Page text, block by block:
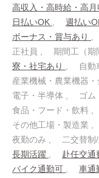
高収入・高時給・高月
日払いOK
週払い
ボーナス・賞与あり
正社員
期間工（期
寮・社宅あり
自動
産業機械・農業機器・
電子・半導体
ゴム
食品・フード・飲料
その他工場・製造業
夜勤のみ
二交替制
長期活躍
赴任交通
バイク通勤可
車通